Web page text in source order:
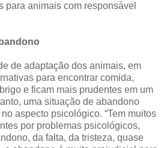
para animais com responsável
de adaptação dos animais, em
para encontrar comida,
e ficam mais prudentes em um
uma situação de abandono
aspecto psicológico. “Tem muitos
por problemas psicológicos,
da falta, da tristeza, quase